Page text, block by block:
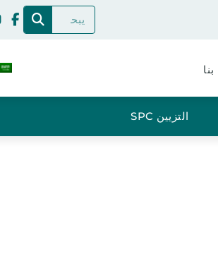
التزيين SPC